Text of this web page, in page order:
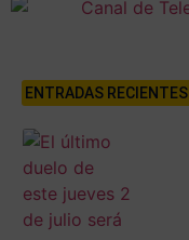
ENTRADAS RECIENTES